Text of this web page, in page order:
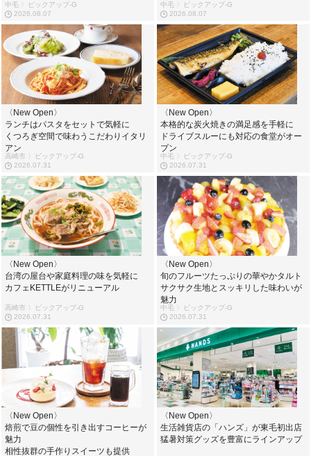
中毛 〉ピックアップ-G
2026.08.07
中毛 〉ピックアップ-G
2026.08.07
〈New Open〉
ランチはパスタをセットで気軽に
くつろぎ空間で味わうこだわりイタリ
アン
高崎市 〉ピックアップ-G
2026.07.31
〈New Open〉
本格的な炭火焼きの満足感を手軽に
ドライブスルーにも対応の食堂がオー
プン
中毛 〉ピックアップ-G
2026.07.31
〈New Open〉
台湾の屋台や家庭料理の味を気軽に
カフェKETTLEがリニューアル
高崎市 〉ピックアップ-G
2026.07.31
〈New Open〉
旬のフルーツたっぷりの華やかタルト
サクサク生地とスッキリした味わいが
魅力
中毛 〉ピックアップ-G
2026.07.31
〈New Open〉
焙煎で豆の個性を引き出すコーヒーが
魅力
相性抜群の手作りスイーツも提供
〈New Open〉
生活雑貨店の「ハンズ」が東毛初出店
猛暑対策グッズを豊富にラインアップ